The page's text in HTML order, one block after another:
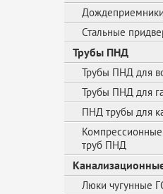
Стальные
Трубы ПНД
Трубы ПНД для
Трубы ПНД для
ПНД трубы для
труб ПНД
Люки чугунные